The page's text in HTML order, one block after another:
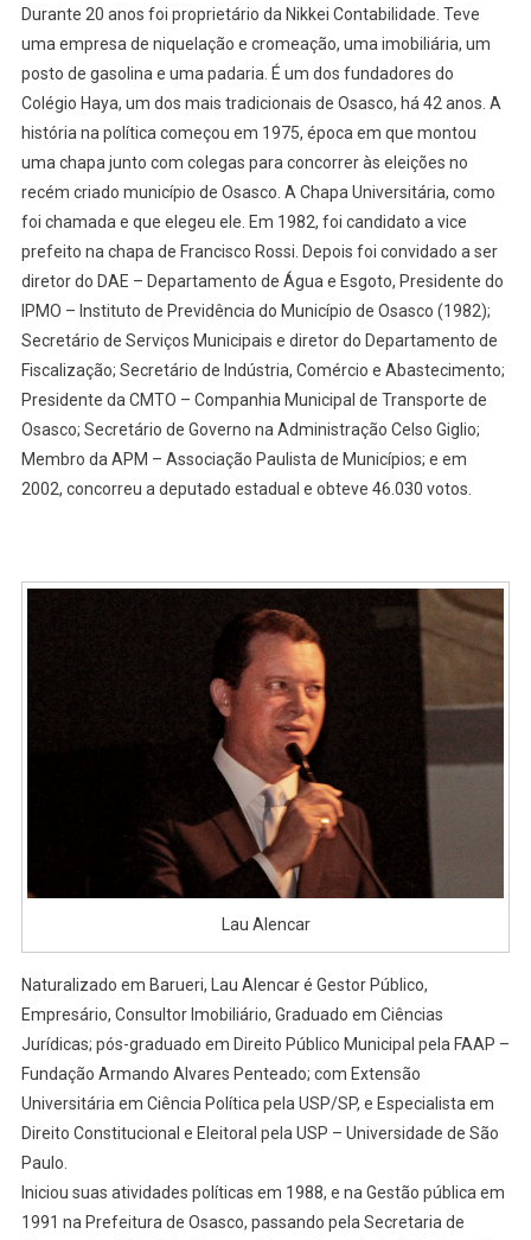
Durante 20 anos foi proprietário da Nikkei Contabilidade. Teve
uma empresa de niquelação e cromeação, uma imobiliária, um
posto de gasolina e uma padaria. É um dos fundadores do
Colégio Haya, um dos mais tradicionais de Osasco, há 42 anos. A
história na política começou em 1975, época em que montou
uma chapa junto com colegas para concorrer às eleições no
recém criado município de Osasco. A Chapa Universitária, como
foi chamada e que elegeu ele. Em 1982, foi candidato a vice
prefeito na chapa de Francisco Rossi. Depois foi convidado a ser
diretor do DAE – Departamento de Água e Esgoto, Presidente do
IPMO – Instituto de Previdência do Município de Osasco (1982);
Secretário de Serviços Municipais e diretor do Departamento de
Fiscalização; Secretário de Indústria, Comércio e Abastecimento;
Presidente da CMTO – Companhia Municipal de Transporte de
Osasco; Secretário de Governo na Administração Celso Giglio;
Membro da APM – Associação Paulista de Municípios; e em
2002, concorreu a deputado estadual e obteve 46.030 votos.
Lau Alencar
Naturalizado em Barueri, Lau Alencar é Gestor Público,
Empresário, Consultor Imobiliário, Graduado em Ciências
Jurídicas; pós-graduado em Direito Público Municipal pela FAAP –
Fundação Armando Alvares Penteado; com Extensão
Universitária em Ciência Política pela USP/SP, e Especialista em
Direito Constitucional e Eleitoral pela USP – Universidade de São
Paulo.
Iniciou suas atividades políticas em 1988, e na Gestão pública em
1991 na Prefeitura de Osasco, passando pela Secretaria de